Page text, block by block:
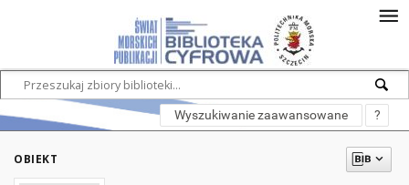
Wyszukiwanie zaawansowane ?
OBIEKT